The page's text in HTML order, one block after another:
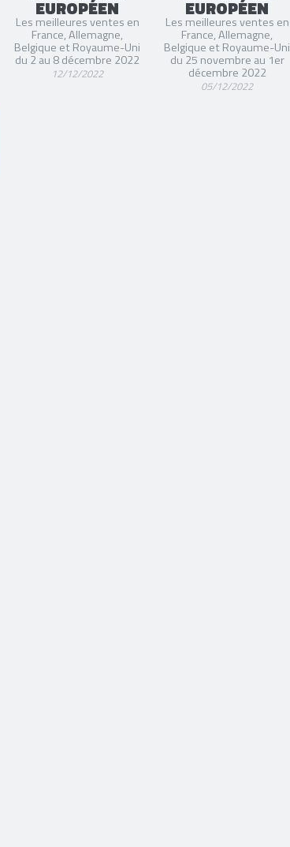
EUROPÉEN
Les meilleures ventes en
France, Allemagne,
Belgique et Royaume-Uni
du 2 au 8 décembre 2022
12/12/2022
EUROPÉEN
Les meilleures ventes en
France, Allemagne,
Belgique et Royaume-Uni
du 25 novembre au 1er
décembre 2022
05/12/2022